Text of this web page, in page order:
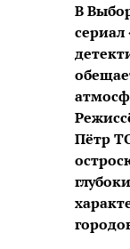
В
Пётр